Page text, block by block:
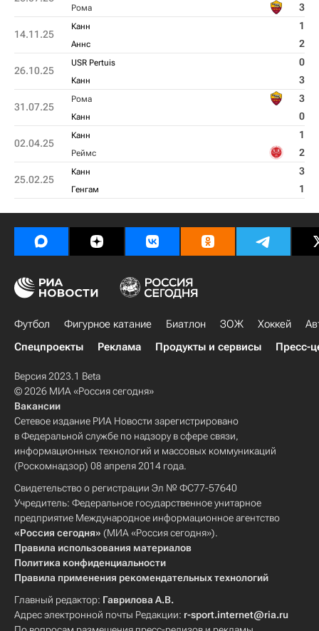
Рома 3
14.11.25
Канн 1
Аннс 2
26.10.25
USR Pertuis 0
Канн 3
31.07.25
Рома 3
Канн 0
02.04.25
Канн 1
Реймс 2
25.02.25
Канн 3
Генгам 1
Футбол Фигурное катание Биатлон ЗОЖ Хоккей
Спецпроекты
Реклама Продукты и сервисы Пресс-
Версия 2023.1 Beta
© 2026 МИА «Россия сегодня»
Вакансии
Сетевое издание РИА Новости зарегистрировано
в Федеральной службе по надзору в сфере связи,
информационных технологий и массовых коммуникаций
(Роскомнадзор) 08 апреля 2014 года.
Свидетельство о регистрации Эл № ФС77-57640
Учредитель: Федеральное государственное унитарное
предприятие Международное информационное агентство
«Россия сегодня» (МИА «Россия сегодня»).
Правила использования материалов
Политика конфиденциальности
Правила применения рекомендательных технологий
Главный редактор: Гаврилова А.В.
Адрес электронной почты Редакции: r-sport.internet@ria.ru